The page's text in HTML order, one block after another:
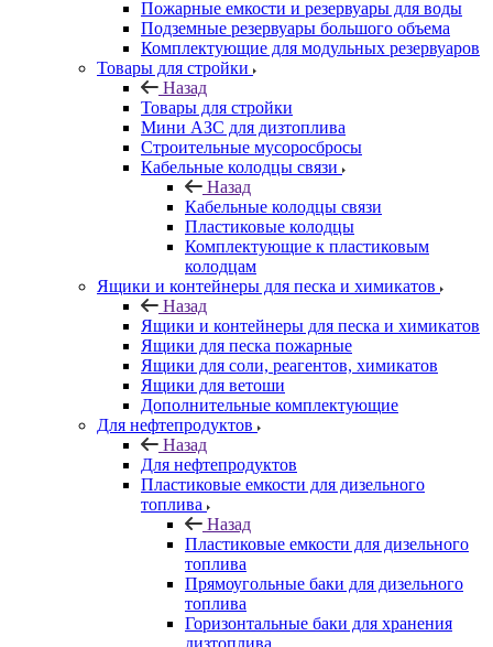
Пожарные емкости и резервуары для воды
Подземные резервуары большого объема
Комплектующие для модульных резервуаров
Товары для стройки
Назад
Товары для стройки
Мини АЗС для дизтоплива
Строительные мусоросбросы
Кабельные колодцы связи
Назад
Кабельные колодцы связи
Пластиковые колодцы
Комплектующие к пластиковым
колодцам
Ящики и контейнеры для песка и химикатов
Назад
Ящики и контейнеры для песка и химикатов
Ящики для песка пожарные
Ящики для соли, реагентов, химикатов
Ящики для ветоши
Дополнительные комплектующие
Для нефтепродуктов
Назад
Для нефтепродуктов
Пластиковые емкости для дизельного
топлива
Назад
Пластиковые емкости для дизельного
топлива
Прямоугольные баки для дизельного
топлива
Горизонтальные баки для хранения
дизтоплива